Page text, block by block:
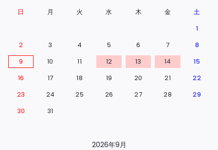
日 月 火 水 木 金
土
1
2
3 4 5 6 7
8
9
10 11 12 13 14
15
16
17 18 19 20 21
22
23
24 25 26 27 28
29
30
31
2026年9月